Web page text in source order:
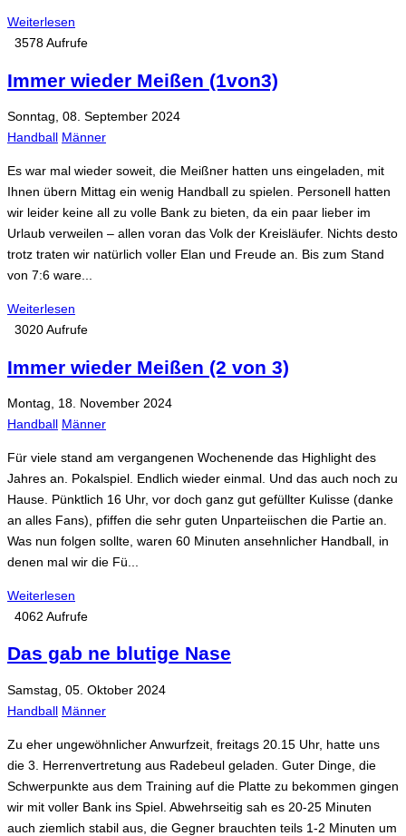
Weiterlesen
3578 Aufrufe
Immer wieder Meißen (1von3)
Sonntag, 08. September 2024
Handball Männer
Es war mal wieder soweit, die Meißner hatten uns eingeladen, mit
Ihnen übern Mittag ein wenig Handball zu spielen. Personell hatten
wir leider keine all zu volle Bank zu bieten, da ein paar lieber im
Urlaub verweilen – allen voran das Volk der Kreisläufer. Nichts desto
trotz traten wir natürlich voller Elan und Freude an. Bis zum Stand
von 7:6 ware...
Weiterlesen
3020 Aufrufe
Immer wieder Meißen (2 von 3)
Montag, 18. November 2024
Handball Männer
Für viele stand am vergangenen Wochenende das Highlight des
Jahres an. Pokalspiel. Endlich wieder einmal. Und das auch noch zu
Hause. Pünktlich 16 Uhr, vor doch ganz gut gefüllter Kulisse (danke
an alles Fans), pfiffen die sehr guten Unparteiischen die Partie an.
Was nun folgen sollte, waren 60 Minuten ansehnlicher Handball, in
denen mal wir die Fü...
Weiterlesen
4062 Aufrufe
Das gab ne blutige Nase
Samstag, 05. Oktober 2024
Handball Männer
Zu eher ungewöhnlicher Anwurfzeit, freitags 20.15 Uhr, hatte uns
die 3. Herrenvertretung aus Radebeul geladen. Guter Dinge, die
Schwerpunkte aus dem Training auf die Platte zu bekommen gingen
wir mit voller Bank ins Spiel. Abwehrseitig sah es 20-25 Minuten
auch ziemlich stabil aus, die Gegner brauchten teils 1-2 Minuten um